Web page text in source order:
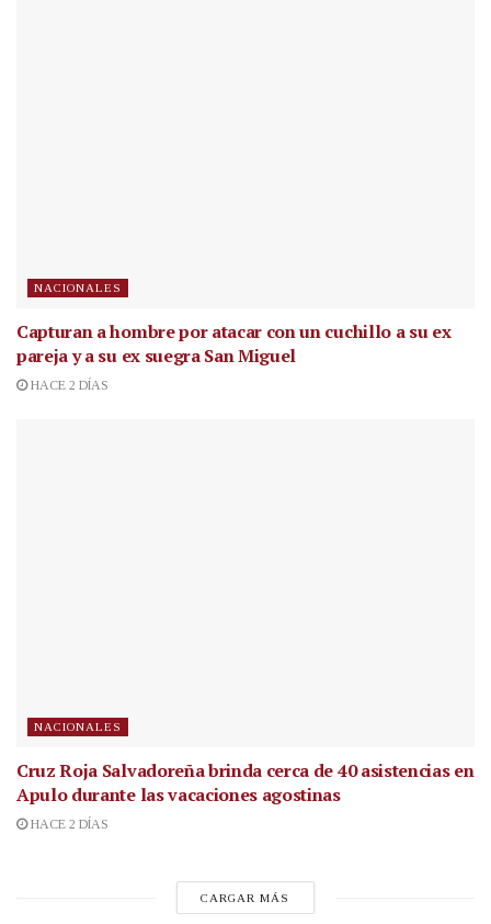
NACIONALES
Capturan a hombre por atacar con un cuchillo a su ex
pareja y a su ex suegra San Miguel
HACE 2 DÍAS
NACIONALES
Cruz Roja Salvadoreña brinda cerca de 40 asistencias en
Apulo durante las vacaciones agostinas
HACE 2 DÍAS
CARGAR MÁS